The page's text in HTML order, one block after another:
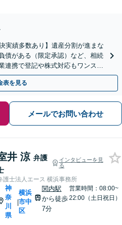
実績多数あり】遺産分割が進まな
債がある（限定承認）など、相続
連携で登記や株式対応もワンスト
関内4分】
表を見る
メールでお問い合わせ
井 涼 弁護
インタビューを見
る
護士法人エース 横浜事務所
神
奈
川
県
|
横浜
市中
区
関内駅
から徒歩
7分
営業時間：08:00~
22:00（土日祝日）